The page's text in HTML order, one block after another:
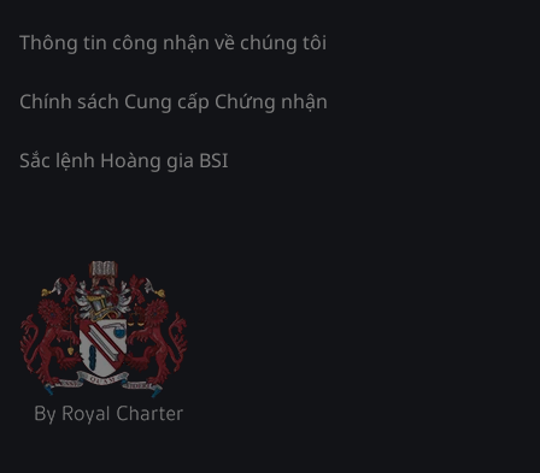
Thông tin công nhận về chúng tôi
Chính sách Cung cấp Chứng nhận
Sắc lệnh Hoàng gia BSI